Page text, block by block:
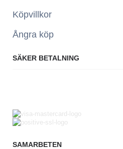
Köpvillkor
Ångra köp
SÄKER BETALNING
SAMARBETEN